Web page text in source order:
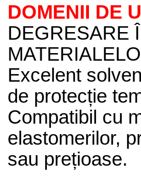
DOMENII DE
DEGRESARE
Excelent
de protecție
Compatibil cu
elastomerilor,
sau prețioase.